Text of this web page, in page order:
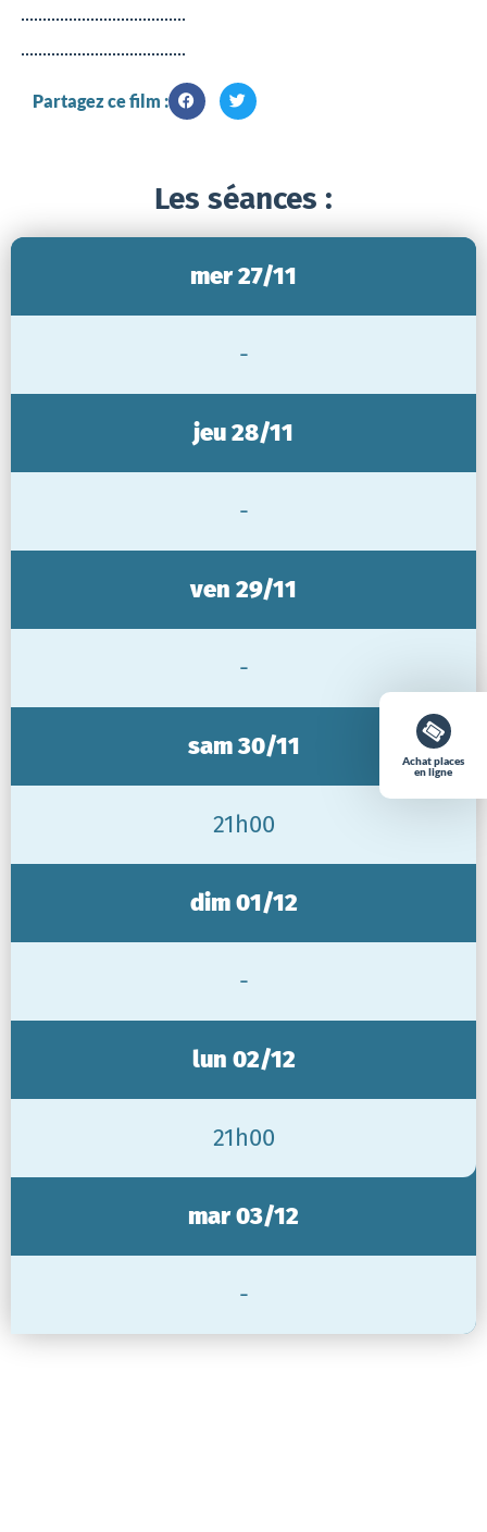
Partagez ce film :
Les séances :
Achat places
en ligne
mer 27/11
-
jeu 28/11
-
ven 29/11
-
sam 30/11
21h00
dim 01/12
-
lun 02/12
21h00
mar 03/12
-